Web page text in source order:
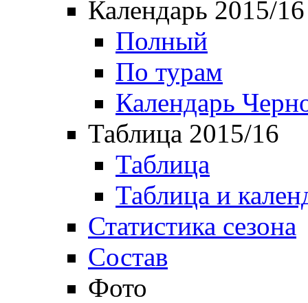
Календарь 2015/16
Полный
По турам
Календарь
Таблица 2015/16
Таблица
Таблица и
Статистика сезона
Состав
Фото